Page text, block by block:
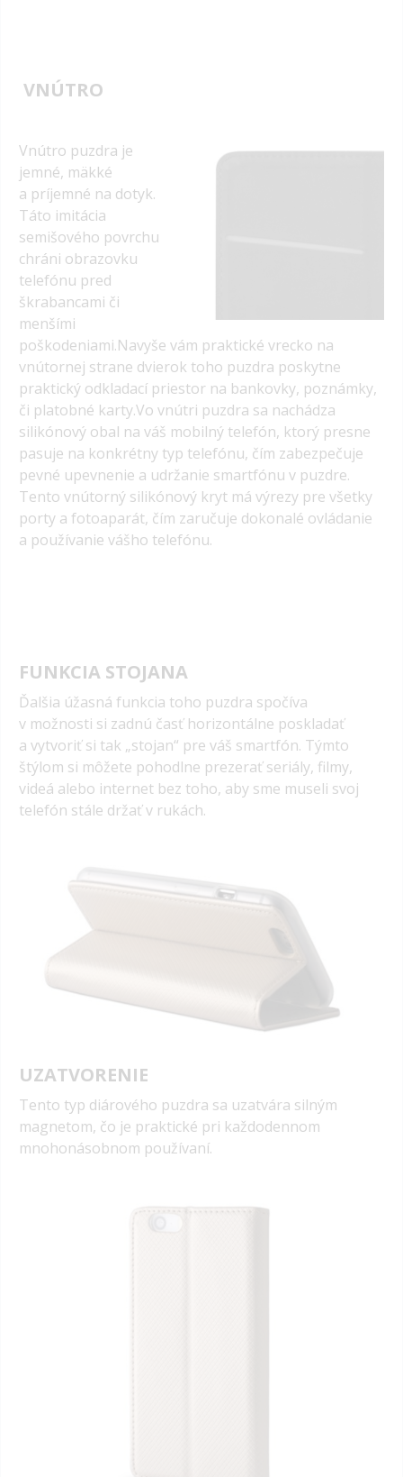
VNÚTRO
Vnútro puzdra je
jemné, mäkké
a príjemné na dotyk.
Táto imitácia
semišového povrchu
chráni obrazovku
telefónu pred
škrabancami či
menšími
poškodeniami.Navyše vám praktické vrecko na
vnútornej strane dvierok toho puzdra poskytne
praktický odkladací priestor na bankovky, poznámky,
či platobné karty.Vo vnútri puzdra sa nachádza
silikónový obal na váš mobilný telefón, ktorý presne
pasuje na konkrétny typ telefónu, čím zabezpečuje
pevné upevnenie a udržanie smartfónu v puzdre.
Tento vnútorný silikónový kryt má výrezy pre všetky
porty a fotoaparát, čím zaručuje dokonalé ovládanie
a používanie vášho telefónu.
FUNKCIA STOJANA
Ďalšia úžasná funkcia toho puzdra spočíva
v možnosti si zadnú časť horizontálne poskladať
a vytvoriť si tak „stojan“ pre váš smartfón. Týmto
štýlom si môžete pohodlne prezerať seriály, filmy,
videá alebo internet bez toho, aby sme museli svoj
telefón stále držať v rukách.
UZATVORENIE
Tento typ diárového puzdra sa uzatvára silným
magnetom, čo je praktické pri každodennom
mnohonásobnom používaní.